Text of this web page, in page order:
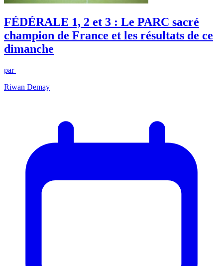
FÉDÉRALE 1, 2 et 3 : Le PARC sacré
champion de France et les résultats de ce
dimanche
par
Riwan Demay